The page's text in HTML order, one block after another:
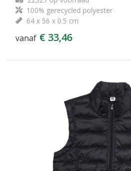
100% gerecycled polyester
64 x 56 x 0.5 cm
vanaf € 33,46